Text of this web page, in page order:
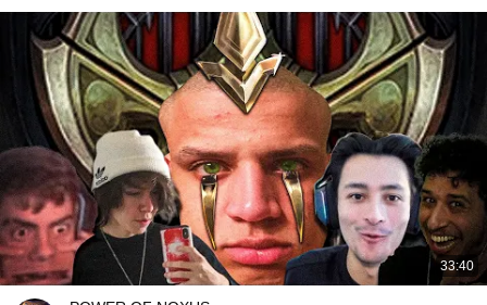
33:40